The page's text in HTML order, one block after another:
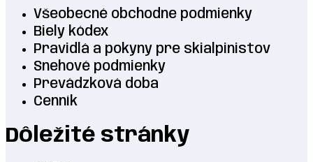
Všeobecné obchodne podmienky
Biely kódex
Pravidlá a pokyny pre skialpinistov
Snehové podmienky
Prevádzková doba
Cenník
Dôležité stránky